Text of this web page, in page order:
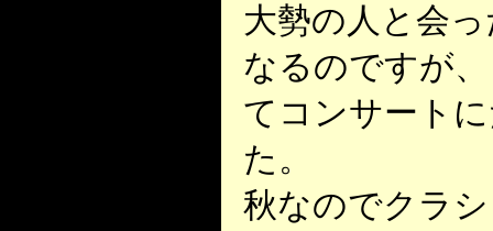
大勢の人と会
なるのですが
てコンサート
た。
秋なのでクラ